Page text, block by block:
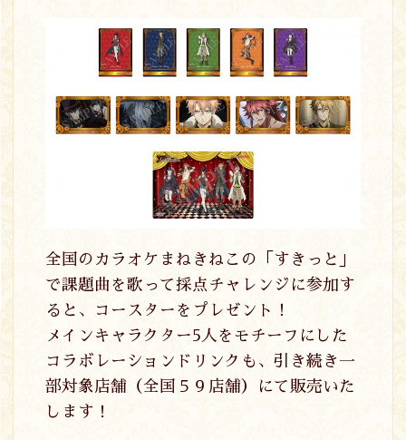
全国のカラオケまねきねこの「すきっと」
で課題曲を歌って採点チャレンジに参加す
ると、コースターをプレゼント！
メインキャラクター5人をモチーフにした
コラボレーションドリンクも、引き続き一
部対象店舗（全国５９店舗）にて販売いた
します！